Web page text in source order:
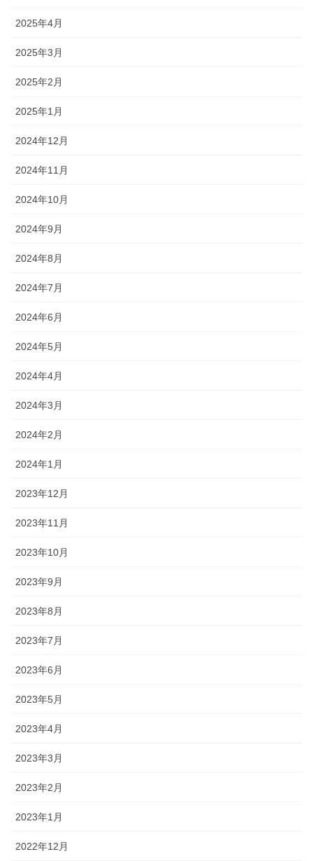
2025年4月
2025年3月
2025年2月
2025年1月
2024年12月
2024年11月
2024年10月
2024年9月
2024年8月
2024年7月
2024年6月
2024年5月
2024年4月
2024年3月
2024年2月
2024年1月
2023年12月
2023年11月
2023年10月
2023年9月
2023年8月
2023年7月
2023年6月
2023年5月
2023年4月
2023年3月
2023年2月
2023年1月
2022年12月